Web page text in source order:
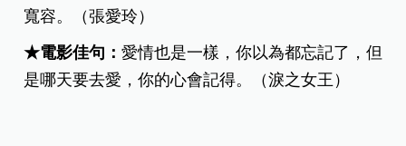
寬容。（張愛玲）
★電影佳句：愛情也是一樣，你以為都忘記了，但
是哪天要去愛，你的心會記得。（淚之女王）